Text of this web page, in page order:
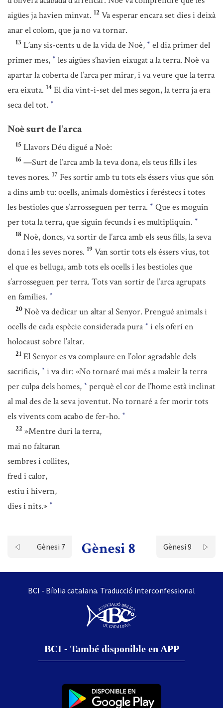
aigües ja havien minvat. 12 Va esperar encara set dies i deixà
anar el colom, que ja no va tornar.
13 L’any sis-cents u de la vida de Noè, * el dia primer del
primer mes, * les aigües s’havien eixugat a la terra. Noè va
apartar la coberta de l’arca per mirar, i va veure que la terra
era eixuta. 14 El dia vint-i-set del mes segon, la terra ja era
seca del tot. *
Noè surt de l’arca
15 Llavors Déu digué a Noè:
16 —Surt de l’arca amb la teva dona, els teus fills i les
teves nores. 17 Fes sortir amb tu tots els éssers vius que són
a dins amb tu: ocells, animals domèstics i feréstecs i totes
les bestioles que s’arrosseguen per terra. * Que es moguin
per tota la terra, que siguin fecunds i es multipliquin. *
18 Noè, doncs, va sortir de l’arca amb els seus fills, la seva
dona i les seves nores. 19 Van sortir tots els éssers vius, tot
el que es belluga, amb tots els ocells i les bestioles que
s’arrosseguen per terra. Tots van sortir de l’arca agrupats
en famílies. *
20 Noè va dedicar un altar al Senyor. Prengué animals i
ocells de cada espècie considerada pura * i els oferí en
holocaust sobre l’altar.
21 El Senyor es va complaure en l’olor agradable dels
sacrificis, * i va dir: «No tornaré mai més a maleir la terra
per culpa dels homes, * perquè el cor de l’home està inclinat
al mal des de la seva joventut. No tornaré a fer morir tots
els vivents com acabo de fer-ho. *
22 »Mentre duri la terra,
mai no faltaran
sembres i collites,
fred i calor,
estiu i hivern,
dies i nits.» *
Gènesi 7 Gènesi 8 Gènesi 9
BCI - Bíblia catalana. Traducció interconfessional
BCI - També disponible en APP